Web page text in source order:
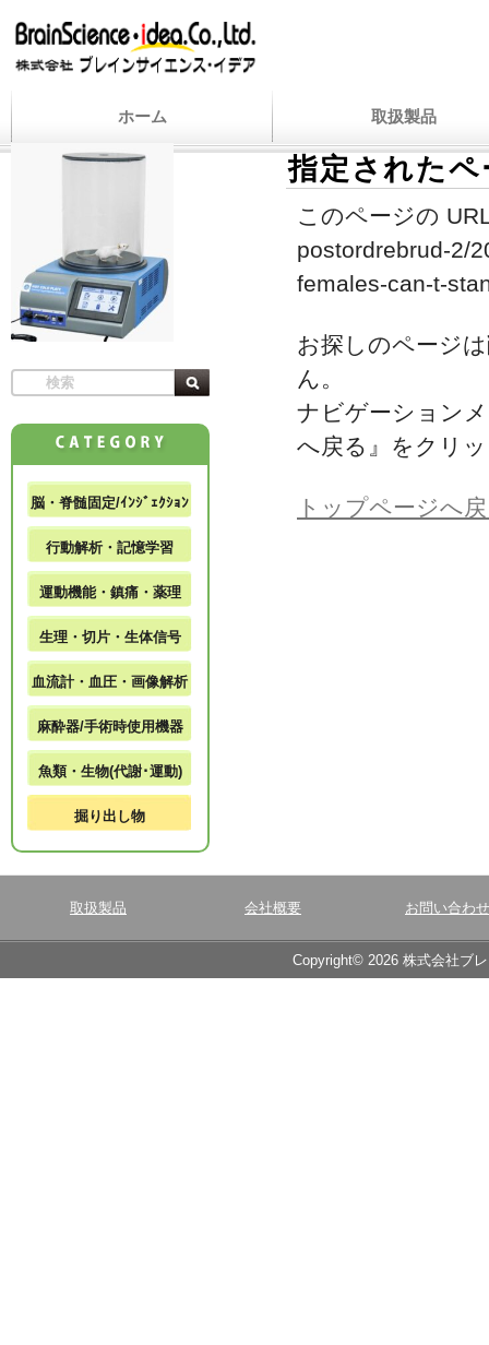
ホーム 取扱製品
指定された
このページの
postordrebrud-2/
females-can-t-
お探しのページ
ん。
ナビゲーション
へ戻る』をクリ
トップページへ
脳・脊髄固定/ｲﾝｼﾞｪｸｼｮﾝ
行動解析・記憶学習
運動機能・鎮痛・薬理
生理・切片・生体信号
血流計・血圧・画像解析
麻酔器/手術時使用機器
魚類・生物(代謝･運動)
掘り出し物
取扱製品 会社概要 お問い合わせ
Copyright© 2026 株式会社ブ